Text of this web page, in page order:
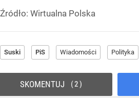
Źródło: Wirtualna Polska
Suski PiS Wiadomości Polityka
SKOMENTUJ 2